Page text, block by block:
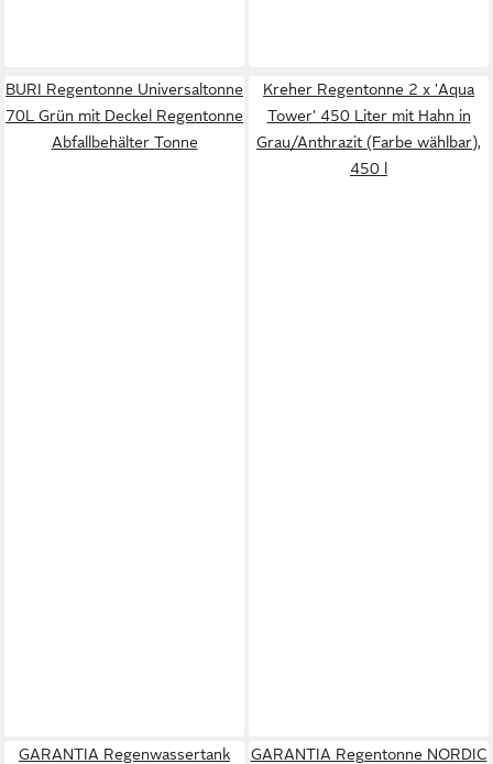
BURI Regentonne Universaltonne
70L Grün mit Deckel Regentonne
Abfallbehälter Tonne
Kreher Regentonne 2 x 'Aqua
Tower' 450 Liter mit Hahn in
Grau/Anthrazit (Farbe wählbar),
450 l
GARANTIA Regenwassertank
GARANTIA Regentonne NORDIC